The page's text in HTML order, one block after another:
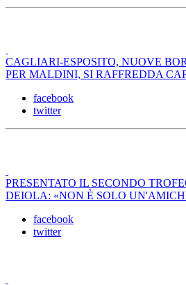
CAGLIARI-ESPOSITO, NUOVE
PER MALDINI, SI RAFFREDDA
facebook
twitter
PRESENTATO IL SECONDO
DEIOLA: «NON È SOLO
facebook
twitter